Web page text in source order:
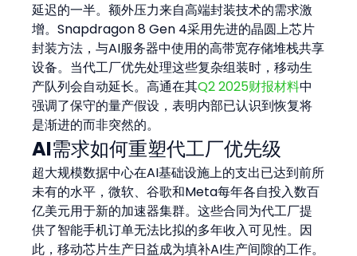
延迟的一半。额外压力来自高端封装技术的需求激
增。Snapdragon 8 Gen 4采用先进的晶圆上芯片
封装方法，与AI服务器中使用的高带宽存储堆栈共享
设备。当代工厂优先处理这些复杂组装时，移动生
产队列会自动延长。高通在其Q2 2025财报材料中
强调了保守的量产假设，表明内部已认识到恢复将
是渐进的而非突然的。
AI需求如何重塑代工厂优先级
超大规模数据中心在AI基础设施上的支出已达到前所
未有的水平，微软、谷歌和Meta每年各自投入数百
亿美元用于新的加速器集群。这些合同为代工厂提
供了智能手机订单无法比拟的多年收入可见性。因
此，移动芯片生产日益成为填补AI生产间隙的工作。